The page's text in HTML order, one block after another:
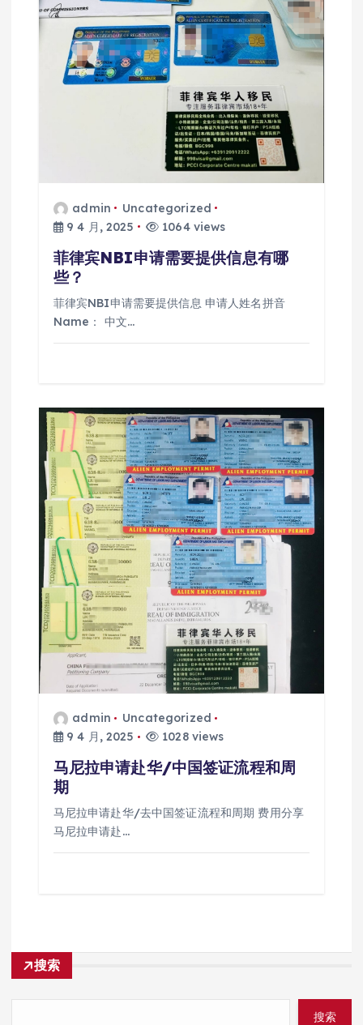
admin
Uncategorized
9 4 月, 2025
1064 views
菲律宾NBI申请需要提供信息有哪
些？
菲律宾NBI申请需要提供信息 申请人姓名拼音
Name： 中文…
admin
Uncategorized
9 4 月, 2025
1028 views
马尼拉申请赴华/中国签证流程和周
期
马尼拉申请赴华/去中国签证流程和周期 费用分享
马尼拉申请赴…
搜索
搜索